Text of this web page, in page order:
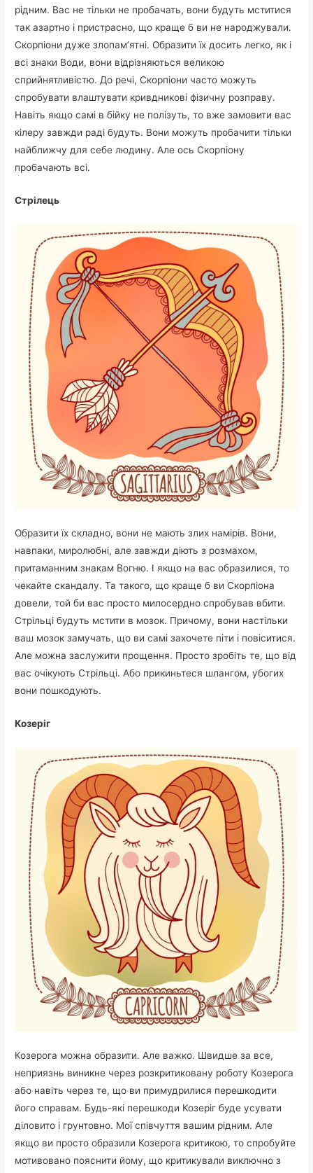
рідним. Вас не тільки не пробачать, вони будуть мститися
так азартно і пристрасно, що краще б ви не народжували.
Скорпіони дуже злопам’ятні. Образити їх досить легко, як і
всі знаки Води, вони відрізняються великою
сприйнятливістю. До речі, Скорпіони часто можуть
спробувати влаштувати кривдникові фізичну розправу.
Навіть якщо самі в бійку не полізуть, то вже замовити вас
кілеру завжди раді будуть. Вони можуть пробачити тільки
найближчу для себе людину. Але ось Скорпіону
пробачають всі.
Стрілець
Образити їх складно, вони не мають злих намірів. Вони,
навпаки, миролюбні, але завжди діють з розмахом,
притаманним знакам Вогню. І якщо на вас образилися, то
чекайте скандалу. Та такого, що краще б ви Скорпіона
довели, той би вас просто милосердно спробував вбити.
Стрільці будуть мстити в мозок. Причому, вони настільки
ваш мозок замучать, що ви самі захочете піти і повіситися.
Але можна заслужити прощення. Просто зробіть те, що від
вас очікують Стрільці. Або прикиньтеся шлангом, убогих
вони пошкодують.
Козеріг
Козерога можна образити. Але важко. Швидше за все,
неприязнь виникне через розкритиковану роботу Козерога
або навіть через те, що ви примудрилися перешкодити
його справам. Будь-які перешкоди Козеріг буде усувати
діловито і грунтовно. Мої співчуття вашим рідним. Але
якщо ви просто образили Козерога критикою, то спробуйте
мотивовано пояснити йому, що критикували виключно з